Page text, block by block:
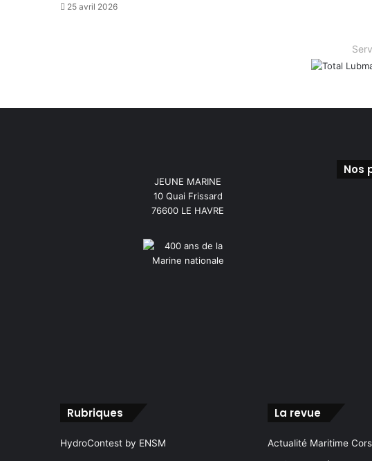
25 avril 2026
JEUNE MARINE
10 Quai Frissard
76600 LE HAVRE
Nos
Rubriques
HydroContest by ENSM
La revue
Actualité Maritime